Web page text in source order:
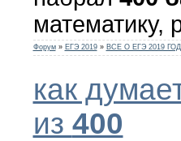
математику,
Форум » ЕГЭ 2019 » ВСЕ О ЕГЭ 2019
как
из 400